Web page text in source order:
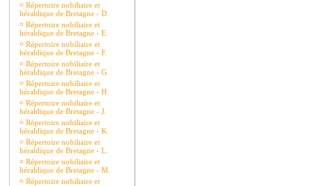
¤ Répertoire nobiliaire et
héraldique de Bretagne - D.
¤ Répertoire nobiliaire et
héraldique de Bretagne - E.
¤ Répertoire nobiliaire et
héraldique de Bretagne - F.
¤ Répertoire nobiliaire et
héraldique de Bretagne - G.
¤ Répertoire nobiliaire et
héraldique de Bretagne - H.
¤ Répertoire nobiliaire et
héraldique de Bretagne - J.
¤ Répertoire nobiliaire et
héraldique de Bretagne - K.
¤ Répertoire nobiliaire et
héraldique de Bretagne - L.
¤ Répertoire nobiliaire et
héraldique de Bretagne - M.
¤ Répertoire nobiliaire et